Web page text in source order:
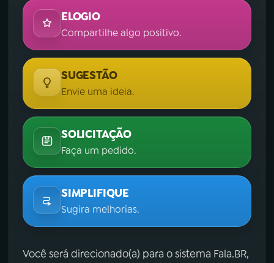
ELOGIO
Compartilhe algo positivo.
SUGESTÃO
Envie uma ideia.
SOLICITAÇÃO
Faça um pedido.
SIMPLIFIQUE
Sugira melhorias.
Você será direcionado(a) para o sistema Fala.BR,